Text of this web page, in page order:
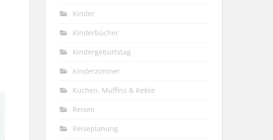
Kinder
Kinderbücher
Kindergeburtstag
Kinderzimmer
Kuchen, Muffins & Kekse
Reisen
Reiseplanung